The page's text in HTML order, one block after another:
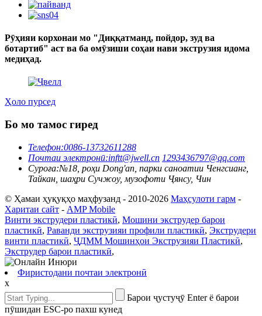
Рӯҳияи корхонаи мо "Диққатманд, пойдор, зуд ва
ботартиб" аст ва ба омӯзиши соҳаи нави экструзия идома
медиҳад.
Ҳоло пурсед
Бо мо тамос гиред
Телефон:0086-13732611288
Почтаи электронӣ:inftt@jwell.cn 1293436797@qq.com
Суроға:№18, роҳи Dong'an, парки саноатии Ченгсианг,
Тайкан, шаҳри Сучжоу, музофоти Ҷянсу, Чин
© Ҳамаи ҳуқуқҳо маҳфузанд - 2010-2026 Маҳсулоти гарм -
Харитаи сайт - AMP Mobile
Винти экструдери пластикӣ, Мошини экструдер барои
пластикӣ, Раванди экструзияи профили пластикӣ, Экструдери
винти пластикӣ, ҶДММ Мошинҳои Экструзияи Пластикӣ,
Экструдер барои пластикӣ,
Фиристодани почтаи электронӣ
x
Барои ҷустуҷӯ Enter ё барои
пӯшидан ESC-ро пахш кунед